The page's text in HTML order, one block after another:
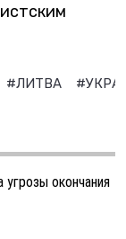
#ЛИТВА
угрозы окончания